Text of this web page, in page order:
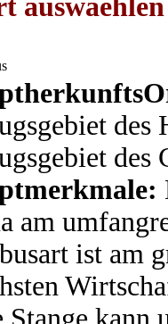
auswaehlen
des
des
am
ist am